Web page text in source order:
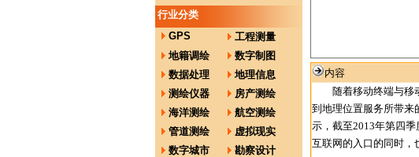
行业分类
GPS
工程测量
地籍调绘
数字制图
数据处理
地理信息
测绘仪器
房产测绘
海洋测绘
航空测绘
管道测绘
虚拟现实
数字城市
勘察设计
内容
随着移动终端与移动
到地理位置服务所带来
示，截至2013年第四
互联网的入口的同时，